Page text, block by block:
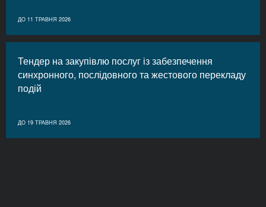
ДО 11 ТРАВНЯ 2026
Тендер на закупівлю послуг із забезпечення
синхронного, послідовного та жестового перекладу
подій
ДО 19 ТРАВНЯ 2026